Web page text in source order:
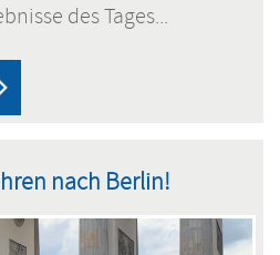
des Tages...
nach Berlin!